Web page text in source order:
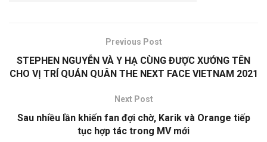
Previous Post
STEPHEN NGUYỄN VÀ Y HẠ CÙNG ĐƯỢC XƯỚNG TÊN
CHO VỊ TRÍ QUÁN QUÂN THE NEXT FACE VIETNAM 2021
Next Post
Sau nhiều lần khiến fan đợi chờ, Karik và Orange tiếp
tục hợp tác trong MV mới